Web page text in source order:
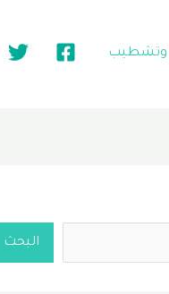
وتشطيب
البحث